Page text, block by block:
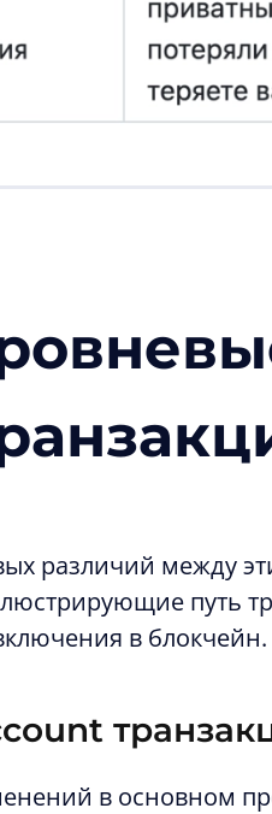
различий между
путь
в блокчейн.
в основном